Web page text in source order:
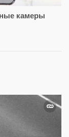
камеры